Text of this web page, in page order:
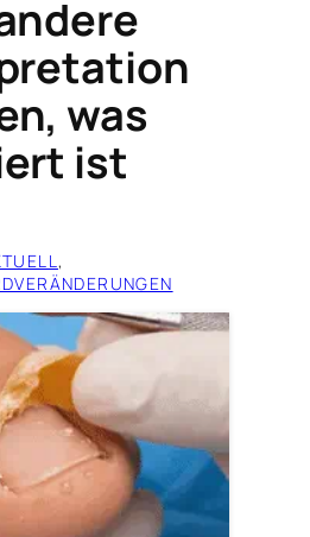
was
ist